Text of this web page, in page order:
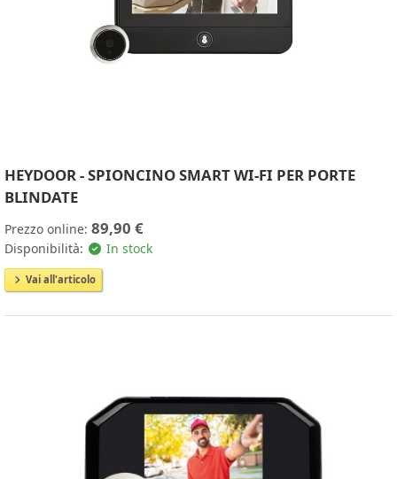
HEYDOOR - SPIONCINO SMART WI-FI PER PORTE
BLINDATE
Prezzo online: 89,90 €
Disponibilità: In stock
Vai all'articolo